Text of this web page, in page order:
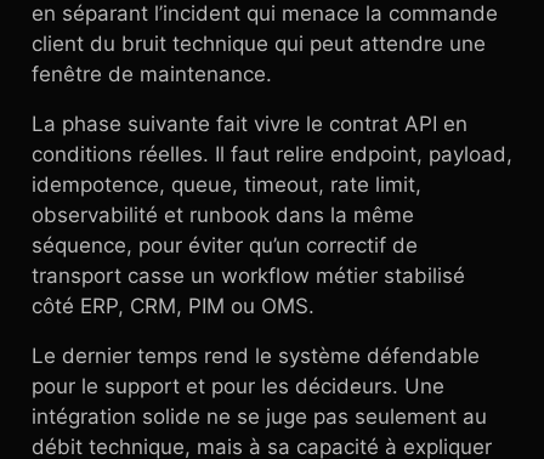
en séparant l’incident qui menace la commande
client du bruit technique qui peut attendre une
fenêtre de maintenance.
La phase suivante fait vivre le contrat API en
conditions réelles. Il faut relire endpoint, payload,
idempotence, queue, timeout, rate limit,
observabilité et runbook dans la même
séquence, pour éviter qu’un correctif de
transport casse un workflow métier stabilisé
côté ERP, CRM, PIM ou OMS.
Le dernier temps rend le système défendable
pour le support et pour les décideurs. Une
intégration solide ne se juge pas seulement au
débit technique, mais à sa capacité à expliquer